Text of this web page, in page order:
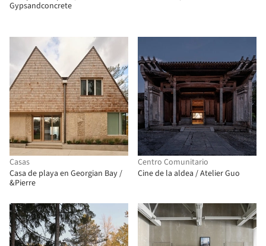
Gypsandconcrete
Casas
Casa de playa en Georgian Bay /
&Pierre
Centro Comunitario
Cine de la aldea / Atelier Guo